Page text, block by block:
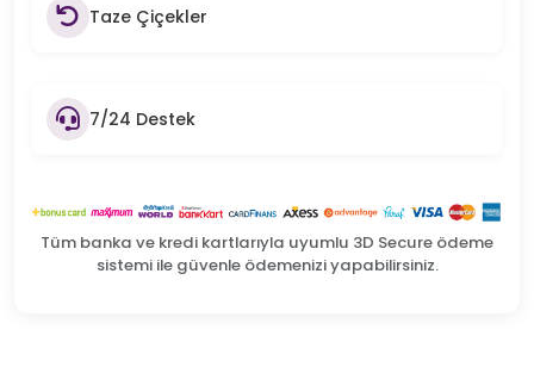
Taze Çiçekler
7/24 Destek
Tüm banka ve kredi kartlarıyla uyumlu 3D Secure ödeme
sistemi ile güvenle ödemenizi yapabilirsiniz.